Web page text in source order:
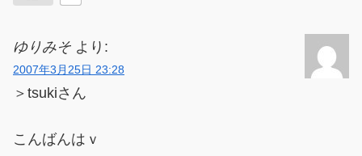
ゆりみそ より:
2007年3月25日 23:28
＞tsukiさん
こんばんはｖ